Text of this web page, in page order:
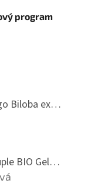
program
Golden Nature Ginkgo Biloba extrakt 50:1 60mg, 100 kapslí
hvězdiček.
Vitalvibe Maca Sextuple BIO Gelatinized 3-Complex, 60 kapslí
hvězdiček.